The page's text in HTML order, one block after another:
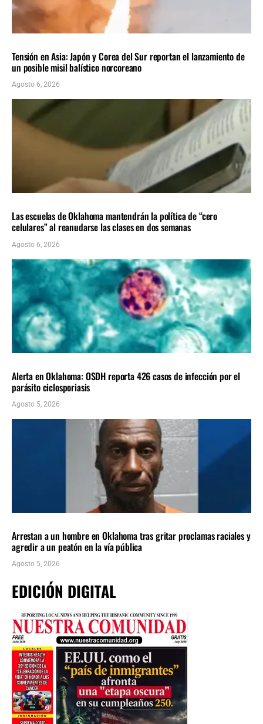
Tensión en Asia: Japón y Corea del Sur reportan el lanzamiento de
un posible misil balístico norcoreano
Agosto 6, 2026
Las escuelas de Oklahoma mantendrán la política de “cero
celulares” al reanudarse las clases en dos semanas
Agosto 6, 2026
Alerta en Oklahoma: OSDH reporta 426 casos de infección por el
parásito ciclosporiasis
Agosto 5, 2026
Arrestan a un hombre en Oklahoma tras gritar proclamas raciales y
agredir a un peatón en la vía pública
Agosto 5, 2026
EDICIÓN DIGITAL